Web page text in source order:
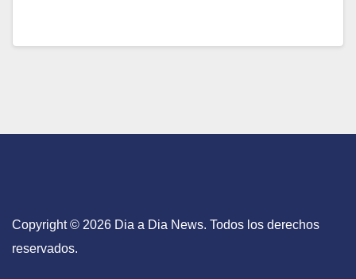
Copyright © 2026 Dia a Dia News. Todos los derechos
reservados.